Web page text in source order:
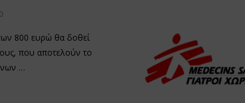
800 ευρώ θα δοθεί
που αποτελούν το
…